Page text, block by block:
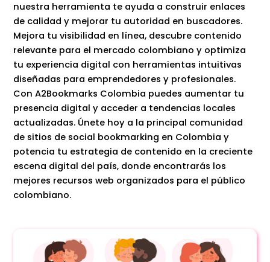
nuestra herramienta te ayuda a construir enlaces
de calidad y mejorar tu autoridad en buscadores.
Mejora tu visibilidad en línea, descubre contenido
relevante para el mercado colombiano y optimiza
tu experiencia digital con herramientas intuitivas
diseñadas para emprendedores y profesionales.
Con A2Bookmarks Colombia puedes aumentar tu
presencia digital y acceder a tendencias locales
actualizadas. Únete hoy a la principal comunidad
de sitios de social bookmarking en Colombia y
potencia tu estrategia de contenido en la creciente
escena digital del país, donde encontrarás los
mejores recursos web organizados para el público
colombiano.